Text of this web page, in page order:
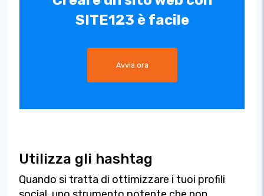
SITE123 è facile
Avvia ora
Utilizza gli hashtag
Quando si tratta di ottimizzare i tuoi profili